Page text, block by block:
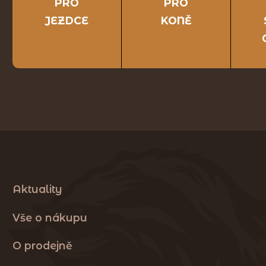
PRO
JEZDCE
PRO
KONĚ
Aktuality
Vše o nákupu
O prodejně